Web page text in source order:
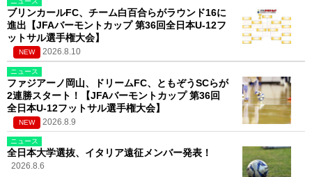
ブリンカールFC、チーム白百合らがラウンド16に
進出【JFAバーモントカップ 第36回全日本U-12フ
ットサル選手権大会】
NEW 2026.8.10
ニュース
ファジアーノ岡山、ドリームFC、ともぞうSCらが
2連勝スタート！【JFAバーモントカップ 第36回
全日本U-12フットサル選手権大会】
NEW 2026.8.9
ニュース
全日本大学選抜、イタリア遠征メンバー発表！
2026.8.6